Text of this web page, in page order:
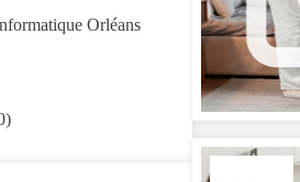
Orléans